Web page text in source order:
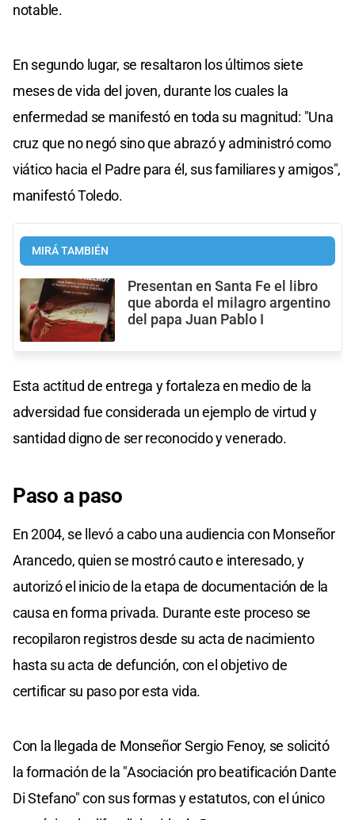
notable.
En segundo lugar, se resaltaron los últimos siete
meses de vida del joven, durante los cuales la
enfermedad se manifestó en toda su magnitud: "Una
cruz que no negó sino que abrazó y administró como
viático hacia el Padre para él, sus familiares y amigos",
manifestó Toledo.
MIRÁ TAMBIÉN
Presentan en Santa Fe el libro
que aborda el milagro argentino
del papa Juan Pablo I
Esta actitud de entrega y fortaleza en medio de la
adversidad fue considerada un ejemplo de virtud y
santidad digno de ser reconocido y venerado.
Paso a paso
En 2004, se llevó a cabo una audiencia con Monseñor
Arancedo, quien se mostró cauto e interesado, y
autorizó el inicio de la etapa de documentación de la
causa en forma privada. Durante este proceso se
recopilaron registros desde su acta de nacimiento
hasta su acta de defunción, con el objetivo de
certificar su paso por esta vida.
Con la llegada de Monseñor Sergio Fenoy, se solicitó
la formación de la "Asociación pro beatificación Dante
Di Stefano" con sus formas y estatutos, con el único